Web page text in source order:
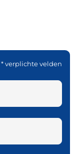
* verplichte velden